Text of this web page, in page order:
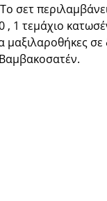
σετ
1 τεμάχιο
μαξιλαροθήκες